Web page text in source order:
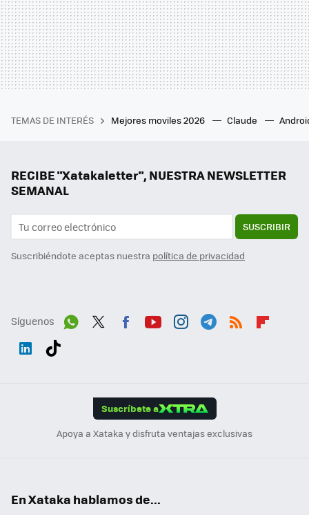
TEMAS DE INTERÉS Mejores moviles 2026 Claude
RECIBE "Xatakaletter", NUESTRA NEWSLETTER
SEMANAL
SUSCRIBIR
Suscribiéndote aceptas nuestra política de privacidad
Síguenos
Suscríbete a
Apoya a Xataka y disfruta ventajas exclusivas
En Xataka hablamos de...